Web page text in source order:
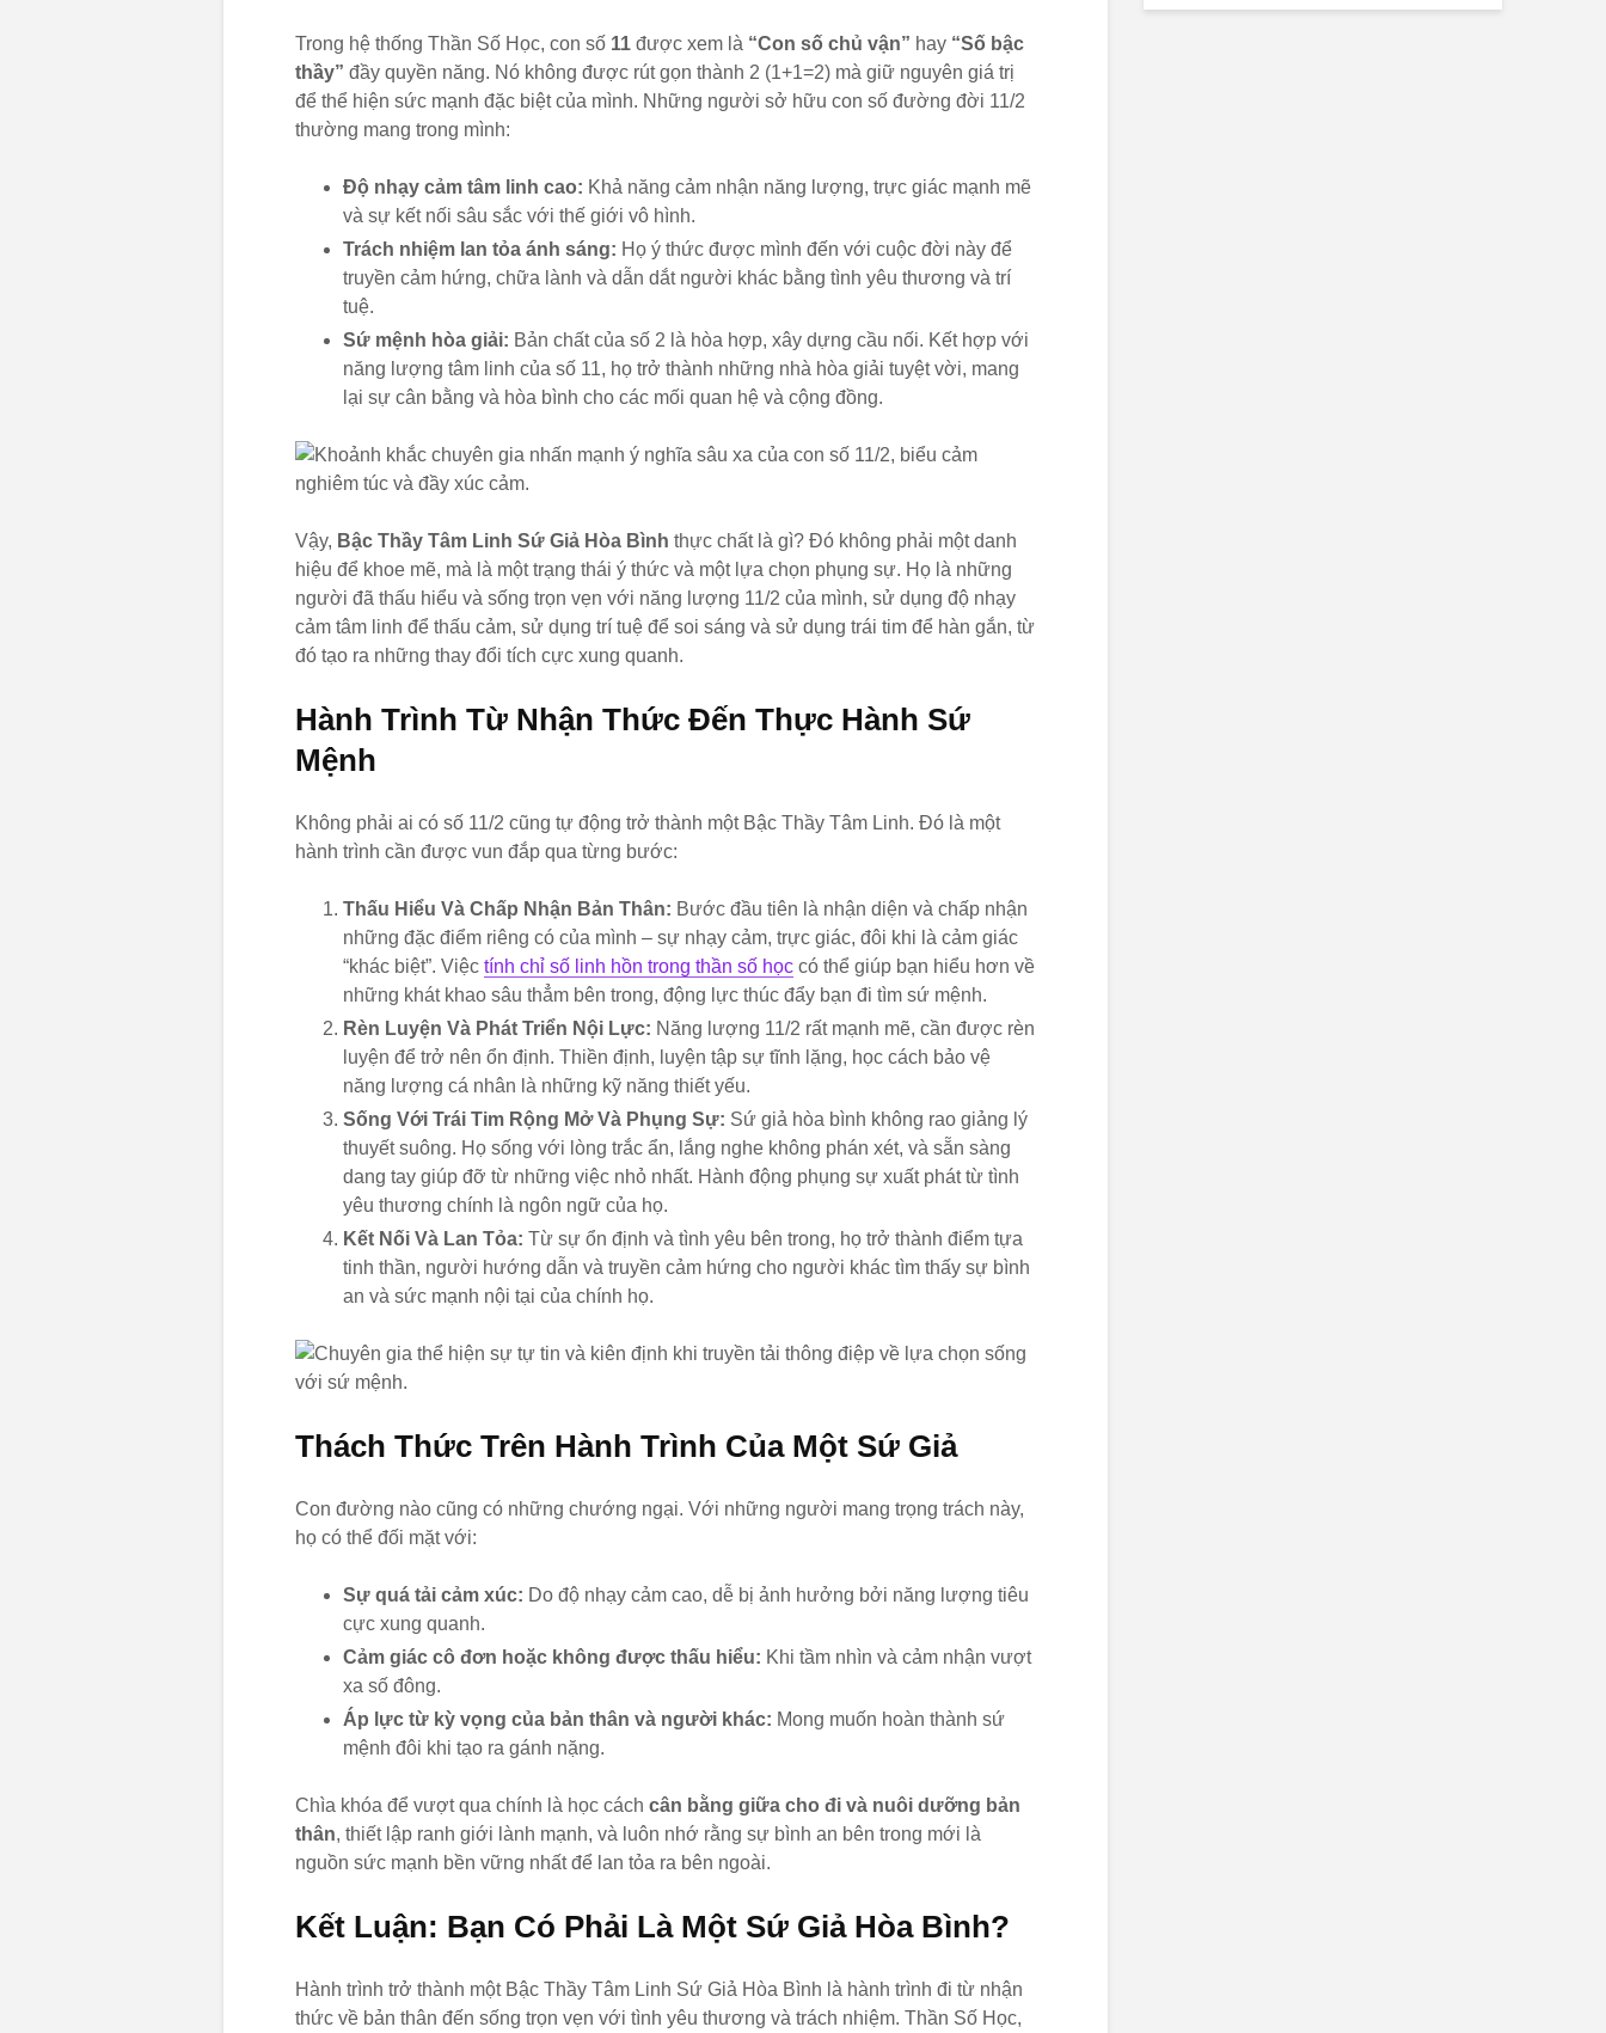
Trong hệ thống Thần Số Học, con số 11 được xem là “Con số chủ vận” hay “Số bậc
thầy” đầy quyền năng. Nó không được rút gọn thành 2 (1+1=2) mà giữ nguyên giá trị
để thể hiện sức mạnh đặc biệt của mình. Những người sở hữu con số đường đời 11/2
thường mang trong mình:
Độ nhạy cảm tâm linh cao: Khả năng cảm nhận năng lượng, trực giác mạnh mẽ
và sự kết nối sâu sắc với thế giới vô hình.
Trách nhiệm lan tỏa ánh sáng: Họ ý thức được mình đến với cuộc đời này để
truyền cảm hứng, chữa lành và dẫn dắt người khác bằng tình yêu thương và trí
tuệ.
Sứ mệnh hòa giải: Bản chất của số 2 là hòa hợp, xây dựng cầu nối. Kết hợp với
năng lượng tâm linh của số 11, họ trở thành những nhà hòa giải tuyệt vời, mang
lại sự cân bằng và hòa bình cho các mối quan hệ và cộng đồng.
Vậy, Bậc Thầy Tâm Linh Sứ Giả Hòa Bình thực chất là gì? Đó không phải một danh
hiệu để khoe mẽ, mà là một trạng thái ý thức và một lựa chọn phụng sự. Họ là những
người đã thấu hiểu và sống trọn vẹn với năng lượng 11/2 của mình, sử dụng độ nhạy
cảm tâm linh để thấu cảm, sử dụng trí tuệ để soi sáng và sử dụng trái tim để hàn gắn, từ
đó tạo ra những thay đổi tích cực xung quanh.
Hành Trình Từ Nhận Thức Đến Thực Hành Sứ
Mệnh
Không phải ai có số 11/2 cũng tự động trở thành một Bậc Thầy Tâm Linh. Đó là một
hành trình cần được vun đắp qua từng bước:
Thấu Hiểu Và Chấp Nhận Bản Thân: Bước đầu tiên là nhận diện và chấp nhận
những đặc điểm riêng có của mình – sự nhạy cảm, trực giác, đôi khi là cảm giác
“khác biệt”. Việc tính chỉ số linh hồn trong thần số học có thể giúp bạn hiểu hơn về
những khát khao sâu thẳm bên trong, động lực thúc đẩy bạn đi tìm sứ mệnh.
Rèn Luyện Và Phát Triển Nội Lực: Năng lượng 11/2 rất mạnh mẽ, cần được rèn
luyện để trở nên ổn định. Thiền định, luyện tập sự tĩnh lặng, học cách bảo vệ
năng lượng cá nhân là những kỹ năng thiết yếu.
Sống Với Trái Tim Rộng Mở Và Phụng Sự: Sứ giả hòa bình không rao giảng lý
thuyết suông. Họ sống với lòng trắc ẩn, lắng nghe không phán xét, và sẵn sàng
dang tay giúp đỡ từ những việc nhỏ nhất. Hành động phụng sự xuất phát từ tình
yêu thương chính là ngôn ngữ của họ.
Kết Nối Và Lan Tỏa: Từ sự ổn định và tình yêu bên trong, họ trở thành điểm tựa
tinh thần, người hướng dẫn và truyền cảm hứng cho người khác tìm thấy sự bình
an và sức mạnh nội tại của chính họ.
Thách Thức Trên Hành Trình Của Một Sứ Giả
Con đường nào cũng có những chướng ngại. Với những người mang trọng trách này,
họ có thể đối mặt với:
Sự quá tải cảm xúc: Do độ nhạy cảm cao, dễ bị ảnh hưởng bởi năng lượng tiêu
cực xung quanh.
Cảm giác cô đơn hoặc không được thấu hiểu: Khi tầm nhìn và cảm nhận vượt
xa số đông.
Áp lực từ kỳ vọng của bản thân và người khác: Mong muốn hoàn thành sứ
mệnh đôi khi tạo ra gánh nặng.
Chìa khóa để vượt qua chính là học cách cân bằng giữa cho đi và nuôi dưỡng bản
thân, thiết lập ranh giới lành mạnh, và luôn nhớ rằng sự bình an bên trong mới là
nguồn sức mạnh bền vững nhất để lan tỏa ra bên ngoài.
Kết Luận: Bạn Có Phải Là Một Sứ Giả Hòa Bình?
Hành trình trở thành một Bậc Thầy Tâm Linh Sứ Giả Hòa Bình là hành trình đi từ nhận
thức về bản thân đến sống trọn vẹn với tình yêu thương và trách nhiệm. Thần Số Học,